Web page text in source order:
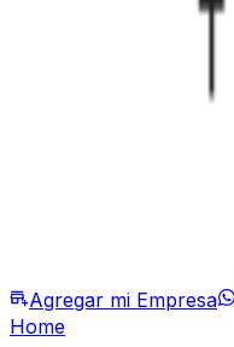
Agregar mi Empresa
Home